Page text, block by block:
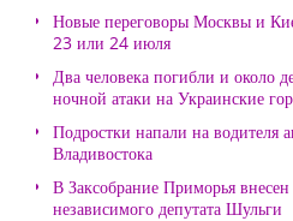
Новые переговоры Москвы и
23 или 24 июля
Два человека погибли и около
ночной атаки на Украинские
Подростки напали на водителя
Владивостока
В Заксобрание Приморья
независимого депутата Шульги